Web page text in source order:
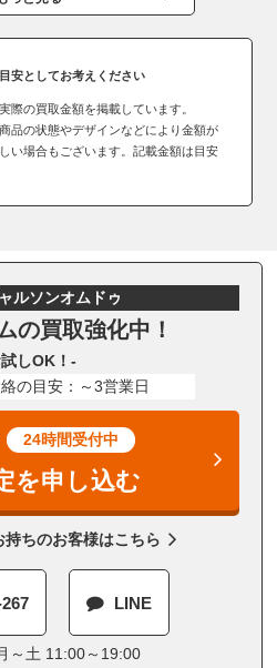
安としてお考えください
際の買取金額を掲載しています。
品の状態やデザインなどにより金額が
い場合もございます。記載金額は目安
ルソンオムドゥ
の買取強化中！
しOK！-
の目安：～3営業日
24時間受付中
を申し込む
持ちのお客様はこちら
LINE
～土 11:00～19:00